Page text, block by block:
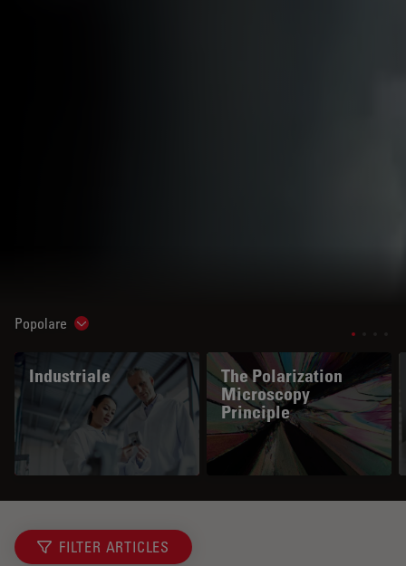
Popolare Show subnavigation
Industriale
The Polarization
Microscopy
Principle
FILTER ARTICLES